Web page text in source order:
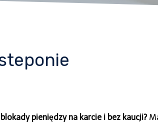
pieniędzy na karcie i bez kaucji?